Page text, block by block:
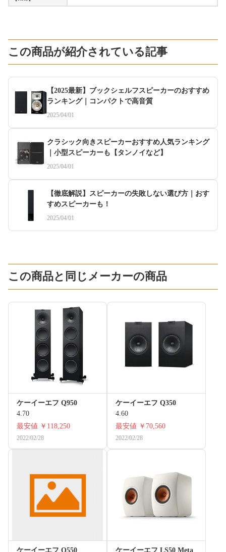
この商品が紹介されている記事
【2025最新】ブックシェルフスピーカーのおすすめ
ランキング｜コンパクトで高音質
2025/04/01
クラシック向きスピーカーおすすめ人気ランキング
｜小型スピーカーも【タンノイなど】
2025/04/01
【徹底解説】スピーカーの失敗しない選び方｜おす
すめスピーカーも！
2025/04/01
この商品と同じメーカーの商品
ケーイーエフ Q950
4.70
最安値 ￥118,250
2022/02/28
ケーイーエフ Q350
4.60
最安値 ￥70,560
2022/02/28
ケーイーエフ Q550 ケーイーエフ LS50 Meta